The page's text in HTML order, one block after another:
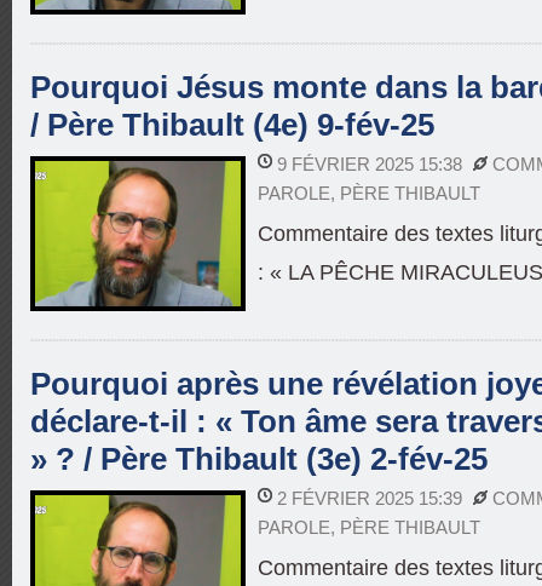
Pourquoi Jésus monte dans la
/ Père Thibault (4e) 9-fév-25
9 FÉVRIER 2025 15:38
PAROLE, PÈRE THIBAULT
Commentaire des textes
: « LA PÊCHE
Pourquoi après une révélation
déclare-t-il : « Ton âme sera
» ? / Père Thibault (3e) 2-fév-25
2 FÉVRIER 2025 15:39
PAROLE, PÈRE THIBAULT
Commentaire des textes